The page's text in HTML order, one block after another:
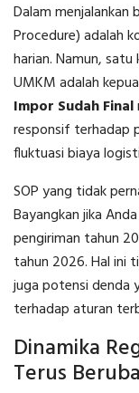
Dalam menjalankan
Procedure) adalah
harian. Namun,
UMKM adalah
Impor Sudah Final
responsif terhadap
fluktuasi biaya
SOP yang tidak
Bayangkan jika
pengiriman tahun
tahun 2026. Hal ini
juga potensi denda
terhadap aturan
Dinamika
Terus